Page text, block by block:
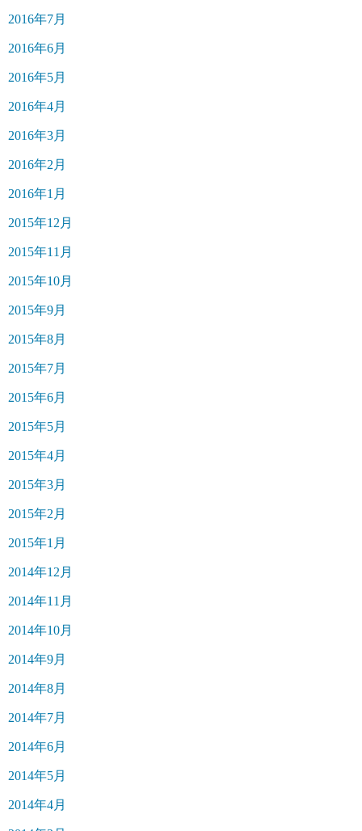
2016年7月
2016年6月
2016年5月
2016年4月
2016年3月
2016年2月
2016年1月
2015年12月
2015年11月
2015年10月
2015年9月
2015年8月
2015年7月
2015年6月
2015年5月
2015年4月
2015年3月
2015年2月
2015年1月
2014年12月
2014年11月
2014年10月
2014年9月
2014年8月
2014年7月
2014年6月
2014年5月
2014年4月